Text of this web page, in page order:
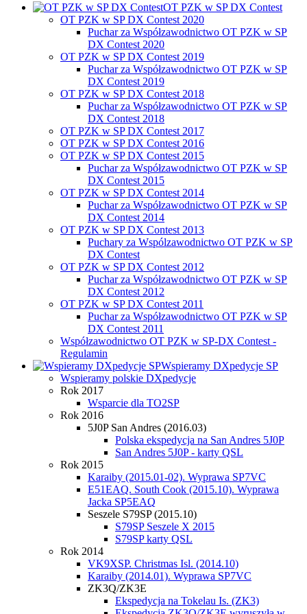
OT PZK w SP DX Contest
OT PZK w SP DX Contest 2020
Puchar za Współzawodnictwo OT PZK w SP
DX Contest 2020
OT PZK w SP DX Contest 2019
Puchar za Współzawodnictwo OT PZK w SP
DX Contest 2019
OT PZK w SP DX Contest 2018
Puchar za Współzawodnictwo OT PZK w SP
DX Contest 2018
OT PZK w SP DX Contest 2017
OT PZK w SP DX Contest 2016
OT PZK w SP DX Contest 2015
Puchar za Współzawodnictwo OT PZK w SP
DX Contest 2015
OT PZK w SP DX Contest 2014
Puchar za Współzawodnictwo OT PZK w SP
DX Contest 2014
OT PZK w SP DX Contest 2013
Puchary za Wspólzawodnictwo OT PZK w SP
DX Contest
OT PZK w SP DX Contest 2012
Puchar za Współzawodnictwo OT PZK w SP
DX Contest 2012
OT PZK w SP DX Contest 2011
Puchar za Współzawodnictwo OT PZK w SP
DX Contest 2011
Współzawodnictwo OT PZK w SP-DX Contest -
Regulamin
Wspieramy DXpedycje SP
Wspieramy polskie DXpedycje
Rok 2017
Wsparcie dla TO2SP
Rok 2016
5J0P San Andres (2016.03)
Polska ekspedycja na San Andres 5J0P
San Andres 5J0P - karty QSL
Rok 2015
Karaiby (2015.01-02). Wyprawa SP7VC
E51EAQ. South Cook (2015.10). Wyprawa
Jacka SP5EAQ
Seszele S79SP (2015.10)
S79SP Seszele X 2015
S79SP karty QSL
Rok 2014
VK9XSP. Christmas Isl. (2014.10)
Karaiby (2014.01). Wyprawa SP7VC
ZK3Q/ZK3E
Ekspedycja na Tokelau Is. (ZK3)